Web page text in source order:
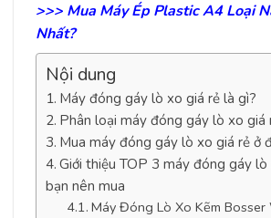
>>> Mua Máy Ép Plastic A4 Loại
Nhất?
Nội dung
Máy đóng gáy lò xo giá rẻ là gì?
Phân loại máy đóng gáy lò xo giá
Mua máy đóng gáy lò xo giá rẻ ở
Giới thiệu TOP 3 máy đóng gáy lò
bạn nên mua
Máy Đóng Lò Xo Kẽm Bosser